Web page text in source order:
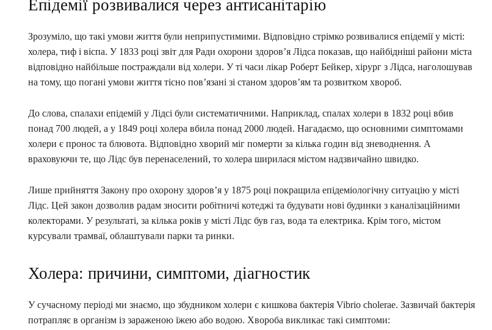
Епідемії розвивалися через антисанітарію
Зрозуміло, що такі умови життя були неприпустимими. Відповідно стрімко розвивалися епідемії у місті:
холера, тиф і віспа. У 1833 році звіт для Ради охорони здоров’я Лідса показав, що найбідніші райони міста
відповідно найбільше постраждали від холери. У ті часи лікар Роберт Бейкер, хірург з Лідса, наголошував
на тому, що погані умови життя тісно пов’язані зі станом здоров’ям та розвитком хвороб.
До слова, спалахи епідемій у Лідсі були систематичними. Наприклад, спалах холери в 1832 році вбив
понад 700 людей, а у 1849 році холера вбила понад 2000 людей. Нагадаємо, що основними симптомами
холери є пронос та блювота. Відповідно хворий міг померти за кілька годин від зневоднення. А
враховуючи те, що Лідс був перенаселений, то холера ширилася містом надзвичайно швидко.
Лише прийняття Закону про охорону здоров’я у 1875 році покращила епідеміологічну ситуацію у місті
Лідс. Цей закон дозволив радам зносити робітничі котеджі та будувати нові будинки з каналізаційними
колекторами. У результаті, за кілька років у місті Лідс був газ, вода та електрика. Крім того, містом
курсували трамваї, облаштували парки та ринки.
Холера: причини, симптоми, діагностик
У сучасному періоді ми знаємо, що збудником холери є кишкова бактерія Vibrio cholerae. Зазвичай бактерія
потрапляє в організм із зараженою їжею або водою. Хвороба викликає такі симптоми: